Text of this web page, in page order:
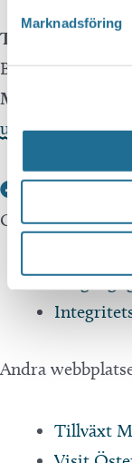
Marknadsföring
Telefon
Besöksservice
Mail
Om webbplatsen
Andra
Tillväxt